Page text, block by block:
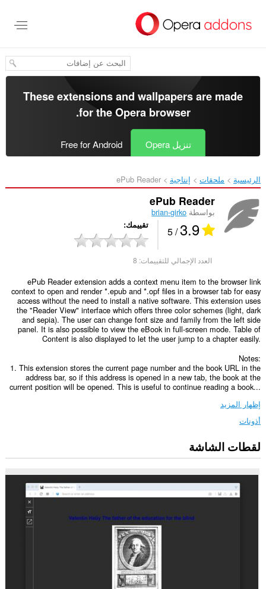
المحتوى
These extensions and wallpapers are made
for theOpera browser
.
تنزيل Opera Free for Android
الرئيسية ملحقات إنتاجية ePub Reader‎
ePub Reader
بواسطة brian-girko
3.9
/ 5 تقييمك
العدد الإجمالي للتقييمات: 8
ePub Reader extension adds a context menu item to the browser link
context to open and render *.epub and *.opf files in a browser tab for easy
access without the need to install a native software. This extension uses
the "Reader View" interface which offers three color schemes (light, dark
and sepia). The user can change font size and family from the left side
panel. It is also possible to view the eBook in full-screen mode. Table of
Content is also displayed to let the user jump to a chapter easily.
Notes:
1. This extension stores the current page number and the book URL in the
address bar, so if this address is opened in a new tab, the book at the
current position will be opened. This is useful to continue reading a book...
إظهار المزيد
أذونات
يستطيع
هذا
الوصول
لقطات الشاشة